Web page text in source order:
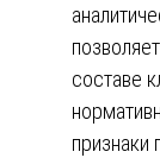
составе
признаки